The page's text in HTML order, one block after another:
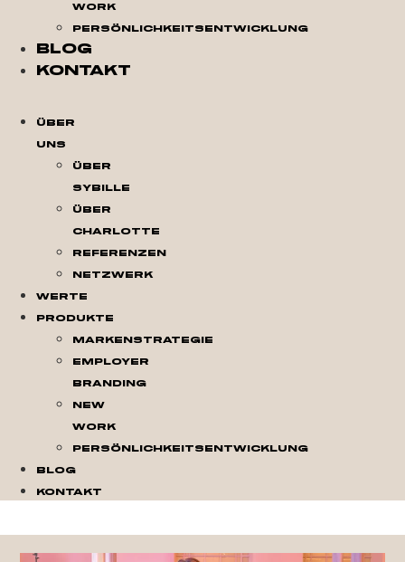
Work
Persönlichkeitsentwicklung
Blog
Kontakt
Über
Uns
Über
Sybille
Über
Charlotte
Referenzen
Netzwerk
Werte
Produkte
Markenstrategie
Employer
Branding
New
Work
Persönlichkeitsentwicklung
Blog
Kontakt